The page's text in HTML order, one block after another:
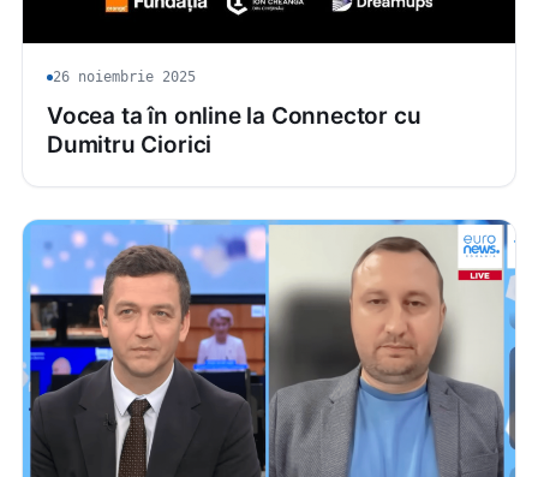
26 noiembrie 2025
Vocea ta în online la Connector cu
Dumitru Ciorici